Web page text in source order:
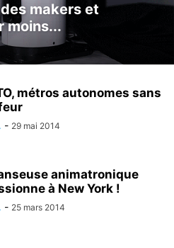
makers et
moins...
métros autonomes sans
- 29 mai 2014
animatronique
à New York !
- 25 mars 2014